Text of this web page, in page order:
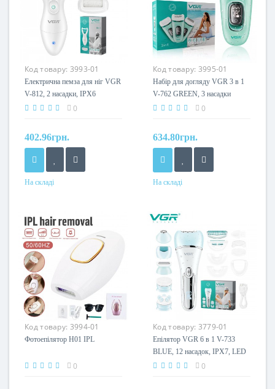
Код товару: 3993-01
Електрична пемза для ніг VGR
V-812, 2 насадки, IPX6
0
402.96грн.
На складі
Код товару: 3995-01
Набір для догляду VGR 3 в 1
V-762 GREEN, 3 насадки
0
634.80грн.
На складі
Код товару: 3994-01
Фотоепілятор H01 IPL
0
Код товару: 3779-01
Епілятор VGR 6 в 1 V-733
BLUE, 12 насадок, IPX7, LED
display
0